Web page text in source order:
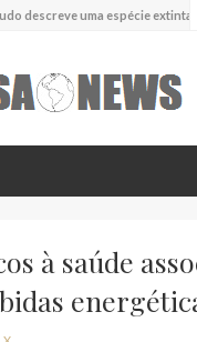
descreve uma espécie
cardíacos promovem
de cânceres no coração de
espécie descrita de aranha usa
à saúde